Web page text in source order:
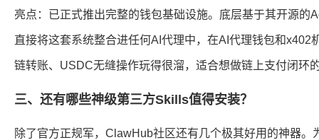
亮点：已正式推出完整的钱包基础设施。底层基于其开源的
直接将这套系统整合进任何AI代理中，在AI代理钱包和x402
链转账、USDC无缝操作玩得很溜，适合想做链上支付闭环
三、还有哪些神级第三方Skills值得安装？
除了官方正规军，ClawHub社区还有几个极其好用的神器。